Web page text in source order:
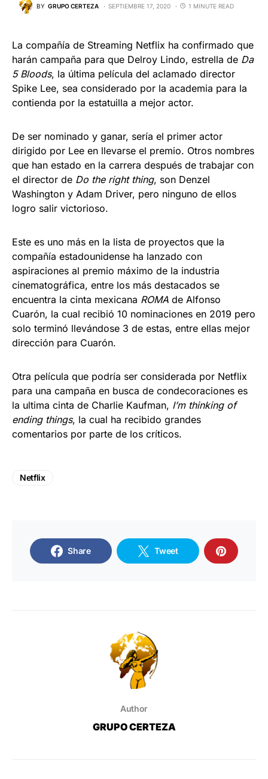
BY GRUPO CERTEZA SEPTIEMBRE 17, 2020 1 MINUTE READ
La compañía de Streaming Netflix ha confirmado que
harán campaña para que Delroy Lindo, estrella de Da
5 Bloods, la última película del aclamado director
Spike Lee, sea considerado por la academia para la
contienda por la estatuilla a mejor actor.
De ser nominado y ganar, sería el primer actor
dirigido por Lee en llevarse el premio. Otros nombres
que han estado en la carrera después de trabajar con
el director de Do the right thing, son Denzel
Washington y Adam Driver, pero ninguno de ellos
logro salir victorioso.
Este es uno más en la lista de proyectos que la
compañía estadounidense ha lanzado con
aspiraciones al premio máximo de la industria
cinematográfica, entre los más destacados se
encuentra la cinta mexicana ROMA de Alfonso
Cuarón, la cual recibió 10 nominaciones en 2019 pero
solo terminó llevándose 3 de estas, entre ellas mejor
dirección para Cuarón.
Otra película que podría ser considerada por Netflix
para una campaña en busca de condecoraciones es
la ultima cinta de Charlie Kaufman, I’m thinking of
ending things, la cual ha recibido grandes
comentarios por parte de los críticos.
Netflix
Share Tweet
Author
GRUPO CERTEZA